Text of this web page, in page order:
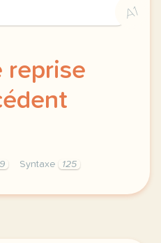
A1
reprise
9 Syntaxe 125
textuelle avec